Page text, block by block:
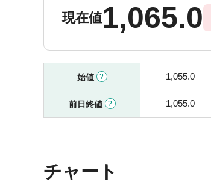
現在値1,065.0
始値 1,055.0
前日終値 1,055.0
チャート